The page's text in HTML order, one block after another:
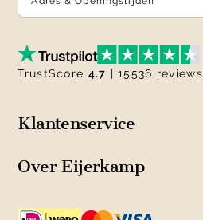
Klantenservice
Over Eijerkamp
TrustScore 4.7 | 15536 reviews